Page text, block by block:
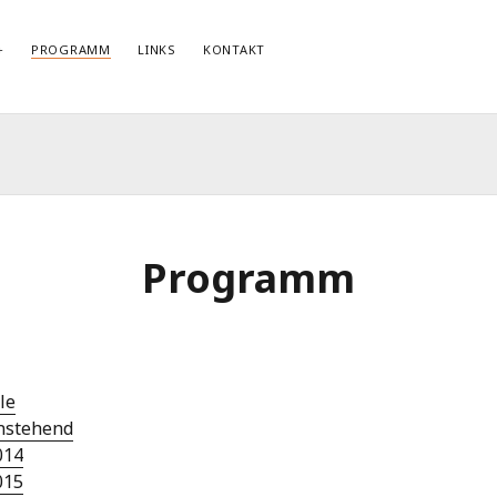
PROGRAMM LINKS KONTAKT
Programm